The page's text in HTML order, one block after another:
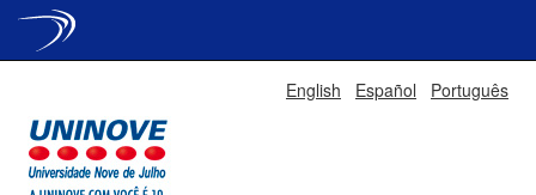
English Español Português